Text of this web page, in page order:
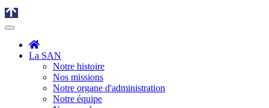
La SAN
Notre histoire
Nos missions
Notre organe d'administration
Notre équipe